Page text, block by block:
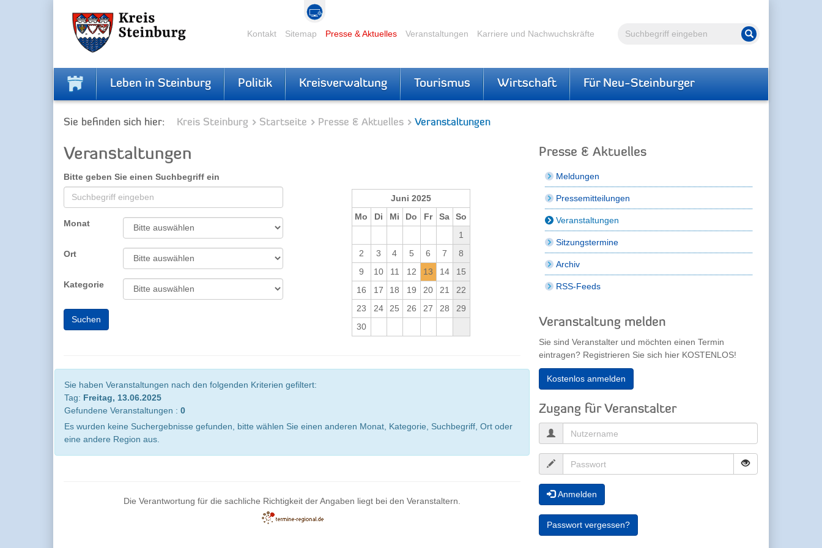
Volltextsuche Suche starten
Kontakt Sitemap Presse & Aktuelles Veranstaltungen Karriere und Nachwuchskräfte
Leben in Steinburg Politik Kreisverwaltung Tourismus Wirtschaft Für Neu-Steinburger
Sie befinden sich hier: Kreis Steinburg Startseite Presse & Aktuelles Veranstaltungen
Veranstaltungen
Juni 2025
Mo
Di Mi Do Fr Sa
So
1
2
3 4 5 6 7
8
9
10 11 12 13 14
15
16
17 18 19 20 21
22
23
24 25 26 27 28
29
30
Bitte geben Sie einen Suchbegriff ein
Monat
Ort
Kategorie
Sie haben Veranstaltungen nach den folgenden Kriterien gefiltert:
Tag: Freitag, 13.06.2025
Gefundene Veranstaltungen : 0
Es wurden keine Suchergebnisse gefunden, bitte wählen Sie einen anderen Monat, Kategorie, Suchbegriff, Ort oder
eine andere Region aus.
Die Verantwortung für die sachliche Richtigkeit der Angaben liegt bei den Veranstaltern.
Presse & Aktuelles
Meldungen
Pressemitteilungen
Veranstaltungen
Sitzungstermine
Archiv
RSS-Feeds
Veranstaltung melden
Sie sind Veranstalter und möchten einen Termin
eintragen? Registrieren Sie sich hier KOSTENLOS!
Kostenlos anmelden
Zugang für Veranstalter
Anmelden
Passwort vergessen?